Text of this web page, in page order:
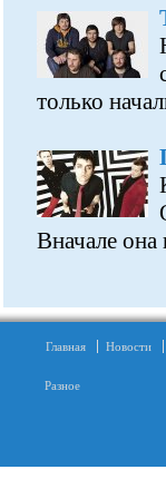
только
Вначале она
Главная Новости
Разное